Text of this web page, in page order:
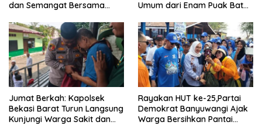
dan Semangat Bersama
Umum dari Enam Puak Batak
Jumat Berkah: Kapolsek
Bekasi Barat Turun Langsung
Kunjungi Warga Sakit dan
Rayakan HUT ke-25,Partai
Demokrat Banyuwangi Ajak
Warga Bersihkan Pantai